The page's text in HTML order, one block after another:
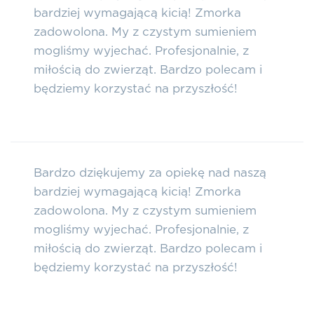
bardziej wymagającą kicią! Zmorka
zadowolona. My z czystym sumieniem
mogliśmy wyjechać. Profesjonalnie, z
miłością do zwierząt. Bardzo polecam i
będziemy korzystać na przyszłość!
Bardzo dziękujemy za opiekę nad naszą
bardziej wymagającą kicią! Zmorka
zadowolona. My z czystym sumieniem
mogliśmy wyjechać. Profesjonalnie, z
miłością do zwierząt. Bardzo polecam i
będziemy korzystać na przyszłość!